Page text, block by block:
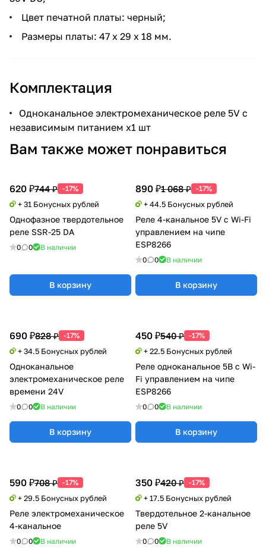
Цвет печатной платы: черный;
Размеры платы: 47 x 29 x 18 мм.
Комплектация
Одноканальное электромеханическое реле 5V с
независимым питанием x1 шт
Вам также может понравиться
620 ₽744 ₽ -17%
+ 31 Бонусных рублей
Однофазное твердотельное
реле SSR-25 DA
0 0 В наличии
В корзину
890 ₽1 068 ₽ -17%
+ 44.5 Бонусных рублей
Реле 4-канальное 5V с Wi-Fi
управлением на чипе
ESP8266
0 0 В наличии
В корзину
450 ₽540 ₽ -17%
+ 22.5 Бонусных рублей
Реле одноканальное 5В с Wi-
Fi управлением на чипе
ESP8266
0 0 В наличии
В корзину
590 ₽708 ₽ -17%
+ 29.5 Бонусных рублей
Реле электромеханическое
4-канальное
0 0 В наличии
350 ₽420 ₽ -17%
+ 17.5 Бонусных рублей
Твердотельное 2-канальное
реле 5V
0 0 В наличии
690 ₽828 ₽ -17%
+ 34.5 Бонусных рублей
Одноканальное
электромеханическое реле
времени 24V
0 0 В наличии
В корзину